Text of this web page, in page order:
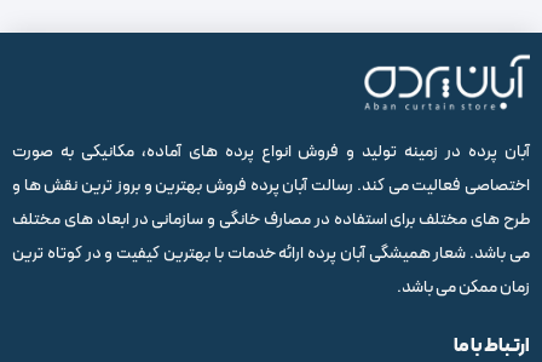
آبان پرده در زمینه تولید و فروش انواع پرده های آماده، مکانیکی به صورت
اختصاصی فعالیت می کند. رسالت آبان پرده فروش بهترین و بروز ترین نقش ها و
طرح های مختلف برای استفاده در مصارف خانگی و سازمانی در ابعاد های مختلف
می باشد. شعار همیشگی آبان پرده ارائه خدمات با بهترین کیفیت و در کوتاه ترین
زمان ممکن می باشد.
ارتباط با ما